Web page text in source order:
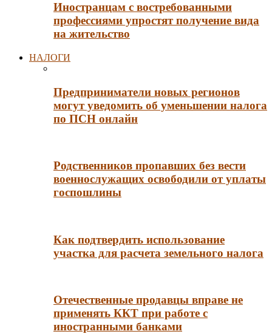
Иностранцам с востребованными
профессиями упростят получение вида
на жительство
НАЛОГИ
Предприниматели новых регионов
могут уведомить об уменьшении налога
по ПСН онлайн
Родственников пропавших без вести
военнослужащих освободили от уплаты
госпошлины
Как подтвердить использование
участка для расчета земельного налога
Отечественные продавцы вправе не
применять ККТ при работе с
иностранными банками